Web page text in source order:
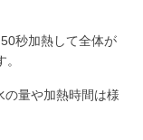
秒加熱して全体が
量や加熱時間は様